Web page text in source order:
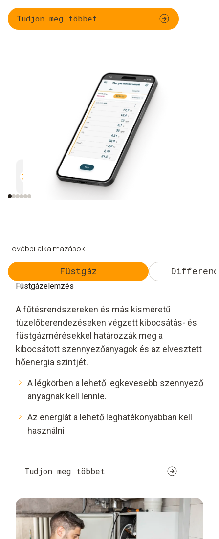
Tudjon meg többet
Párhuzamos mérés
Hatékony és biztonságos
További alkalmazások
Füstgáz
Füstgázelemzés
A fűtésrendszereken és más kisméretű
tüzelőberendezéseken végzett kibocsátás- és
füstgázmérésekkel határozzák meg a
kibocsátott szennyezőanyagok és az elvesztett
hőenergia szintjét.
A légkörben a lehető legkevesebb szennyező
anyagnak kell lennie.
Az energiát a lehető leghatékonyabban kell
használni
Tudjon meg többet